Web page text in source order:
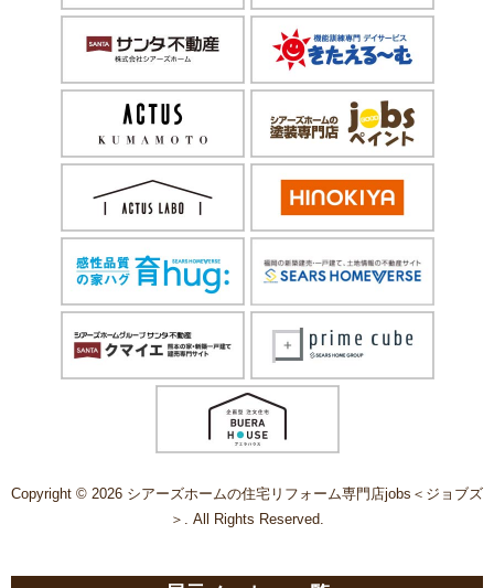
Copyright © 2026 シアーズホームの住宅リフォーム専門店jobs＜ジョブズ
＞. All Rights Reserved.